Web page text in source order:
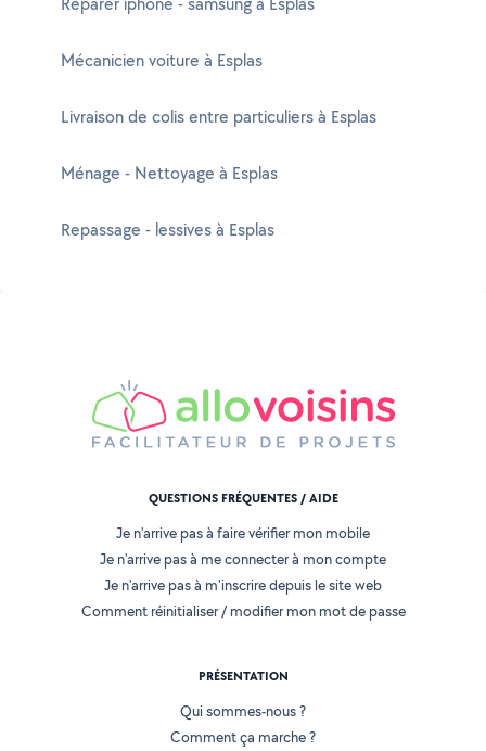
Mécanicien voiture à Esplas
Livraison de colis entre particuliers à Esplas
Ménage - Nettoyage à Esplas
Repassage - lessives à Esplas
QUESTIONS FRÉQUENTES / AIDE
Je n'arrive pas à faire vérifier mon mobile
Je n'arrive pas à me connecter à mon compte
Je n'arrive pas à m'inscrire depuis le site web
Comment réinitialiser / modifier mon mot de passe
PRÉSENTATION
Qui sommes-nous ?
Comment ça marche ?